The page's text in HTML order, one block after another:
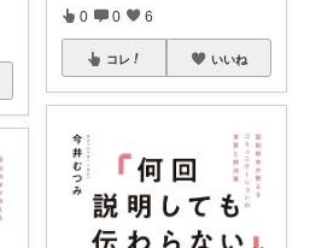
0 0 6
コレ いいね